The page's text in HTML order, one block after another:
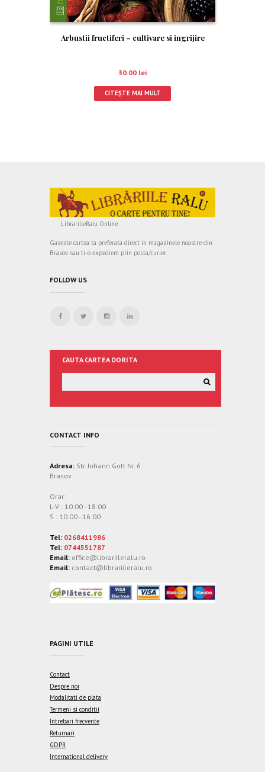
Arbustii fructiferi – cultivare si ingrijire
30.00 lei
CITEȘTE MAI MULT
LibrariileRalu Online
Gaseste cartea ta preferata direct in magazinele noastre din
Brasov sau ti-o expediem prin posta/curier.
FOLLOW US
CAUTA CARTEA DORITA
CONTACT INFO
Adresa: Str. Johann Gott Nr. 6
Brasov
Orar:
L-V : 10:00 - 18:00
S : 10:00 - 16:00
Tel: 0268411986
Tel: 0744551787
Email: office@librariileralu.ro
Email: contact@librariileralu.ro
PAGINI UTILE
Contact
Despre noi
Modalitati de plata
Termeni si conditii
Intrebari frecvente
Returnari
GDPR
International delivery